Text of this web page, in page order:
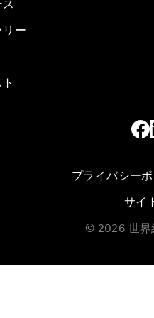
ー
プライバシー
サイ
© 2026 世